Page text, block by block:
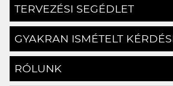
TERVEZÉSI SEGÉDLET
GYAKRAN ISMÉTELT
RÓLUNK